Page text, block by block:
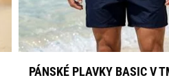
PÁNSKÉ PLAVKY BASIC V